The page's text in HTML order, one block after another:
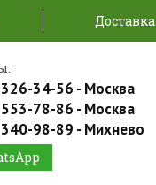
Доставка
34-56 - Москва
78-86 - Москва
98-89 - Михнево